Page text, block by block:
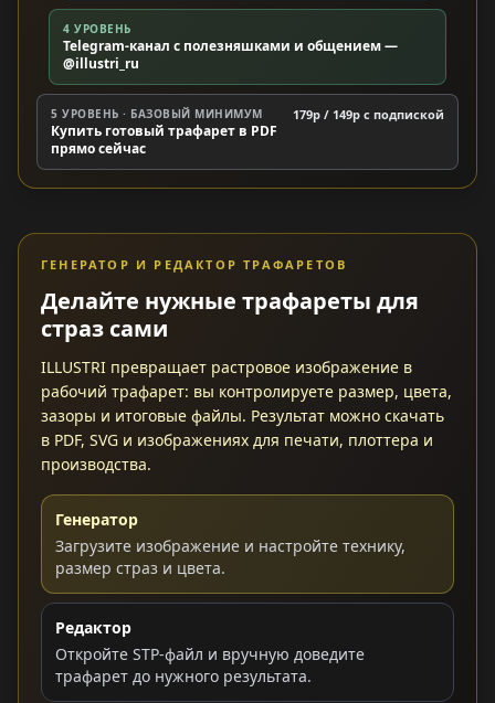
4 УРОВЕНЬ
Telegram-канал с полезняшками и общением —
@illustri_ru
5 УРОВЕНЬ · БАЗОВЫЙ МИНИМУМ
Купить готовый трафарет в PDF
прямо сейчас
179р / 149р c подпиской
ГЕНЕРАТОР И РЕДАКТОР ТРАФАРЕТОВ
Делайте нужные трафареты для
страз сами
ILLUSTRI превращает растровое изображение в
рабочий трафарет: вы контролируете размер, цвета,
зазоры и итоговые файлы. Результат можно скачать
в PDF, SVG и изображениях для печати, плоттера и
производства.
Генератор
Загрузите изображение и настройте технику,
размер страз и цвета.
Редактор
Откройте STP-файл и вручную доведите
трафарет до нужного результата.